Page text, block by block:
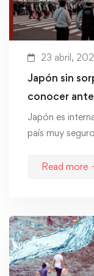
23 abril,
Japón sin
conocer
Japón es
país muy
Read more